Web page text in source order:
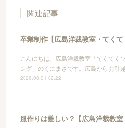
関連記事
こんにちは。広島洋裁教室「てくてく
ング」のくにまさです。広島からお引
2026.08.01 02:22